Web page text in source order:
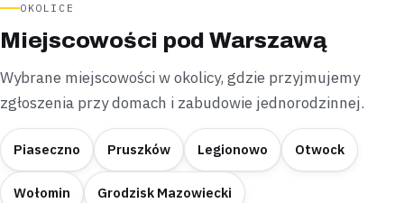
OKOLICE
Miejscowości pod Warszawą
Wybrane miejscowości w okolicy, gdzie przyjmujemy
zgłoszenia przy domach i zabudowie jednorodzinnej.
Piaseczno Pruszków Legionowo Otwock
Wołomin Grodzisk Mazowiecki